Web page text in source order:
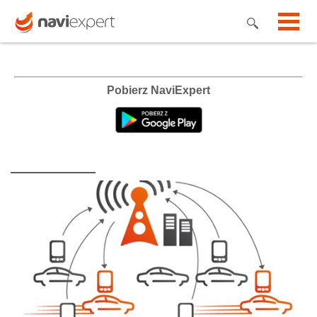
Pobierz NaviExpert